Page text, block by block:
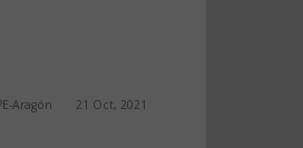
Aragón 21 Oct, 2021